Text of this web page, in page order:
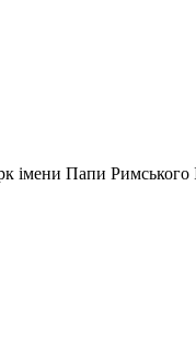
імени Папи